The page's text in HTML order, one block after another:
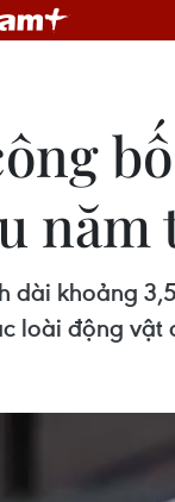
năm
dài khoảng
loài động vật